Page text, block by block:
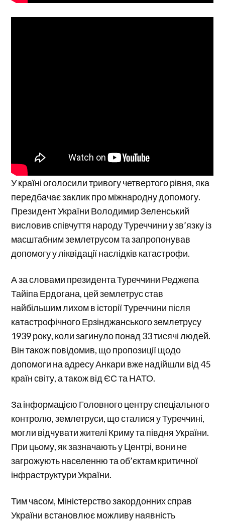
У країні оголосили тривогу четвертого рівня, яка
передбачає заклик про міжнародну допомогу.
Президент України Володимир Зеленський
висловив співчуття народу Туреччини у зв’язку із
масштабним землетрусом та запропонував
допомогу у ліквідації наслідків катастрофи.
А за словами президента Туреччини Реджепа
Тайіпа Ердогана, цей землетрус став
найбільшим лихом в історії Туреччини після
катастрофічного Ерзінджанського землетрусу
1939 року, коли загинуло понад 33 тисячі людей.
Він також повідомив, що пропозиції щодо
допомоги на адресу Анкари вже надійшли від 45
країн світу, а також від ЄС та НАТО.
За інформацією Головного центру спеціального
контролю, землетруси, що сталися у Туреччині,
могли відчувати жителі Криму та півдня України.
При цьому, як зазначають у Центрі, вони не
загрожують населенню та об’єктам критичної
інфраструктури України.
Тим часом, Міністерство закордонних справ
України встановлює можливу наявність